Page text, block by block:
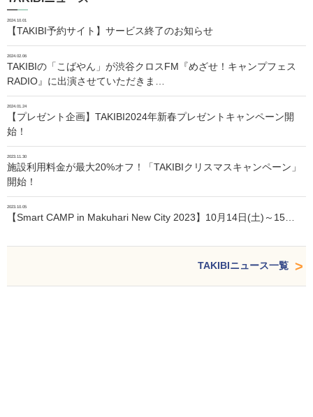
2024.10.01
【TAKIBI予約サイト】サービス終了のお知らせ
2024.02.06
TAKIBIの「こばやん」が渋谷クロスFM『めざせ！キャンプフェス
RADIO』に出演させていただきま…
2024.01.24
【プレゼント企画】TAKIBI2024年新春プレゼントキャンペーン開
始！
2023.11.30
施設利用料金が最大20%オフ！「TAKIBIクリスマスキャンペーン」
開始！
2023.10.05
【Smart CAMP in Makuhari New City 2023】10月14日(土)～15…
TAKIBIニュース一覧